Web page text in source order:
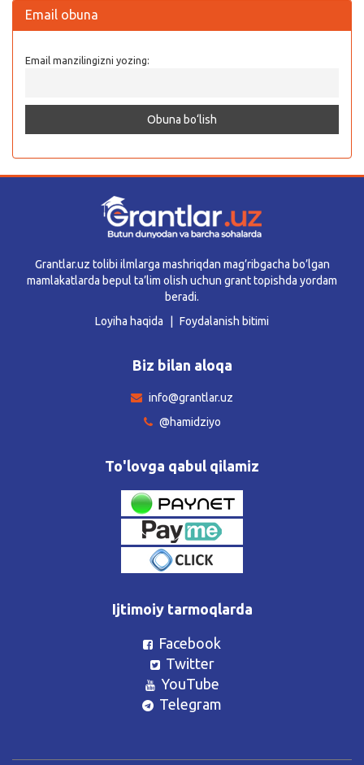
Email obuna
Email manzilingizni yozing:
Grantlar.uz tolibi ilmlarga mashriqdan mag’ribgacha bo’lgan
mamlakatlarda bepul ta’lim olish uchun grant topishda yordam
beradi.
Loyiha haqida
Foydalanish bitimi
Biz bilan aloqa
info@grantlar.uz
@hamidziyo
To'lovga qabul qilamiz
Ijtimoiy tarmoqlarda
Facebook
Twitter
YouTube
Telegram